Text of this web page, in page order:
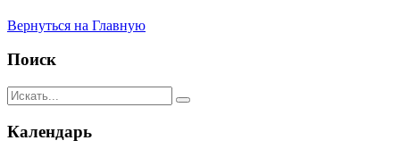
Вернуться на Главную
Поиск
Календарь